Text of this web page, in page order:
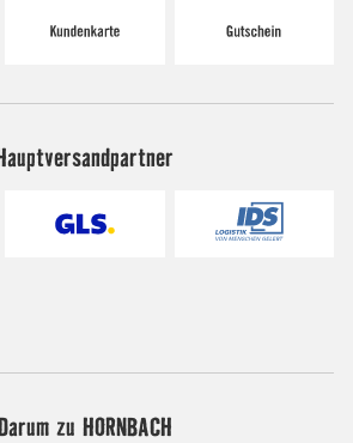
zu HORNBACH